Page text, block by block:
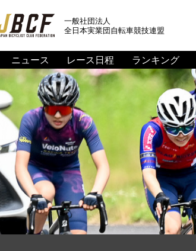
一般社団法人
全日本実業団自転車競技連盟
ニュース レース日程 ランキング